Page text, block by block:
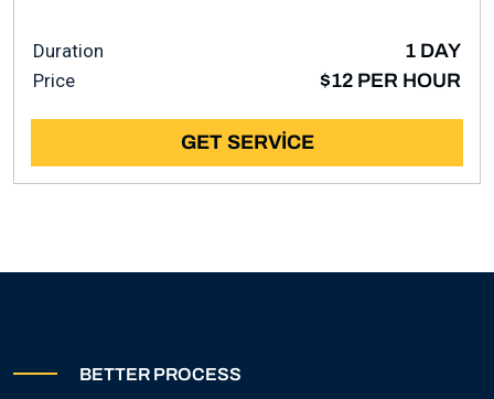
Duration
1 DAY
Price
$12 PER HOUR
GET SERVICE
BETTER PROCESS